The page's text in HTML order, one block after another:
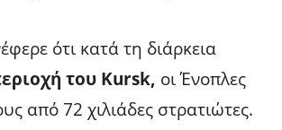
ότι κατά τη διάρκεια
του Kursk, οι Ένοπλες
από 72 χιλιάδες στρατιώτες.